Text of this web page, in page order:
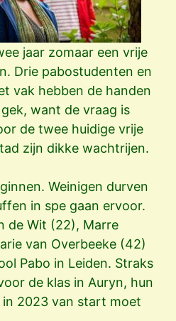
jaar zomaar een vrije
Drie pabostudenten en
vak hebben de handen
want de vraag is
de twee huidige vrije
zijn dikke wachtrijen.
Weinigen durven
in spe gaan ervoor.
de Wit (22), Marre
van Overbeeke (42)
Pabo in Leiden. Straks
de klas in Auryn, hun
2023 van start moet